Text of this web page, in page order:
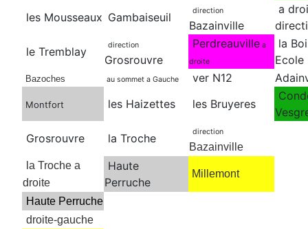
les Mousseaux Gambaiseuil direction
Bazainville
a
le Tremblay
direction
Grosrouvre
Perdreauville a
droite
la
Ecole
Bazoches au sommet a Gauche ver N12
Montfort les Haizettes les Bruyeres
Grosrouvre
la Troche direction
Bazainville
la Troche a
droite
Haute
Perruche
Millemont
Haute Perruche
droite-gauche